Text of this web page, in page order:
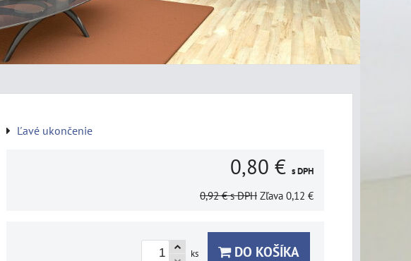
Ľavé ukončenie
0,80 € s DPH
0,92 € s DPH Zľava 0,12 €
ks DO KOŠÍKA